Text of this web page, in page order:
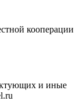
кооперации
и иные